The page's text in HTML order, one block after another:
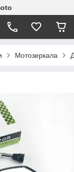
Мотозеркала